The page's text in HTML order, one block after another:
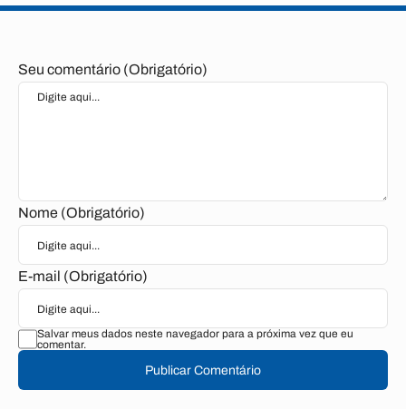
Seu comentário (Obrigatório)
Nome (Obrigatório)
E-mail (Obrigatório)
Salvar meus dados neste navegador para a próxima vez que eu
comentar.
Publicar Comentário